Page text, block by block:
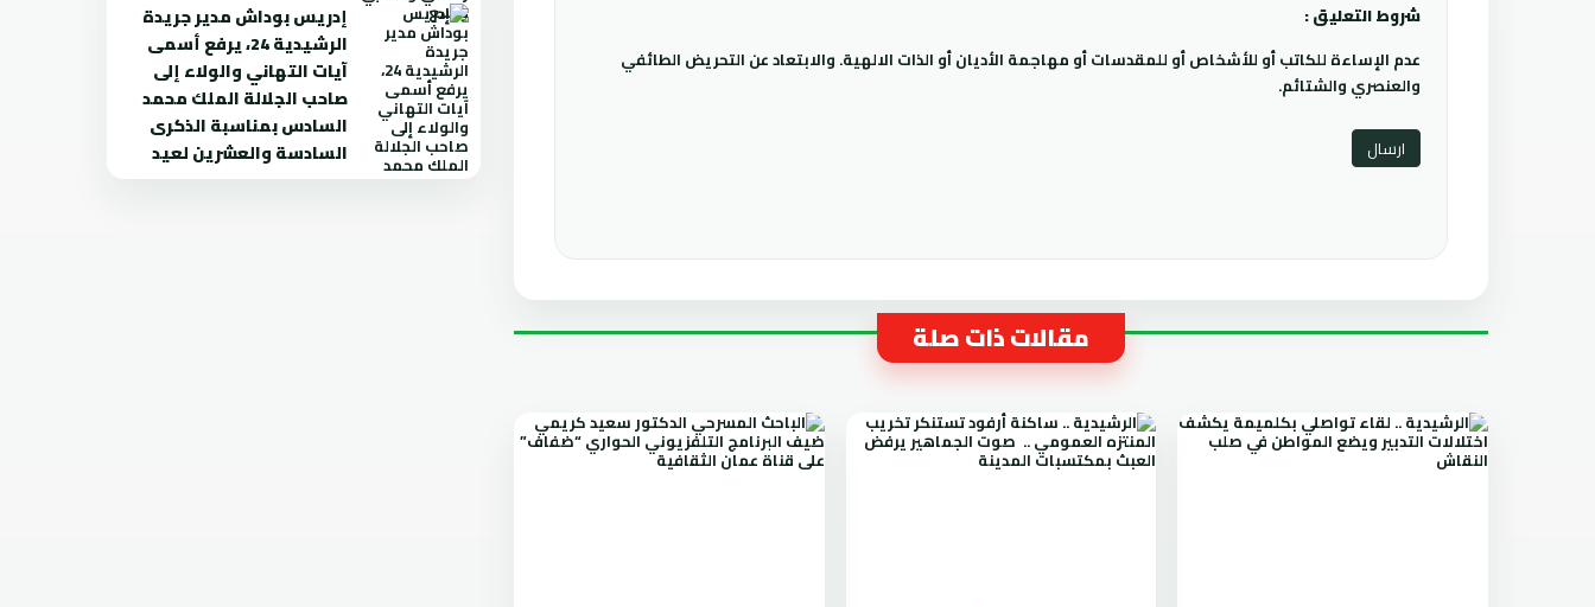
شروط التعليق :
عدم الإساءة للكاتب أو للأشخاص أو للمقدسات أو مهاجمة الأديان أو الذات الالهية. والابتعاد عن التحريض الطائفي
والعنصري والشتائم.
مقالات ذات صلة
إدريس بوداش مدير جريدة
الرشيدية 24، يرفع أسمى
آيات التهاني والولاء إلى
صاحب الجلالة الملك محمد
السادس بمناسبة الذكرى
السادسة والعشرين لعيد